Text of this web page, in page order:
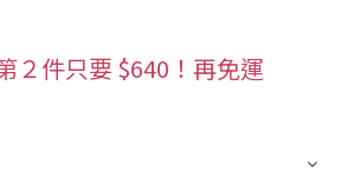
２件只要 $640！再免運